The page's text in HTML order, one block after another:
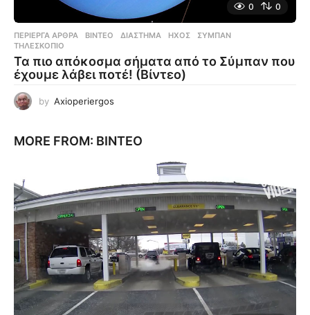
0 0
ΠΕΡΊΕΡΓΑ ΆΡΘΡΑ ,ΒΊΝΤΕΟ ΔΙΆΣΤΗΜΑ ,ΉΧΟΣ ,ΣΎΜΠΑΝ
ΤΗΛΕΣΚΌΠΙΟ
Τα πιο απόκοσμα σήματα από το Σύμπαν που
έχουμε λάβει ποτέ! (Βίντεο)
by Axioperiergos
MORE FROM: ΒΊΝΤΕΟ